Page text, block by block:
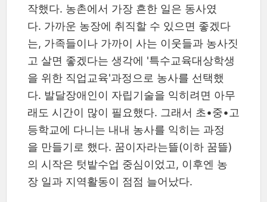
작했다. 농촌에서 가장 흔한 일은 동사였
다. 가까운 농장에 취직할 수 있으면 좋겠다
는, 가족들이나 가까이 사는 이웃들과 농사짓
고 살면 좋겠다는 생각에 '특수교육대상학생
을 위한 직업교육'과정으로 농사를 선택했
다. 발달장애인이 자립기술을 익히려면 아무
래도 시간이 많이 필요했다. 그래서 초•중•고
등학교에 다니는 내내 농사를 익히는 과정
을 만들기로 했다. 꿈이자라는뜰(이하 꿈뜰)
의 시작은 텃밭수업 중심이었고, 이후엔 농
장 일과 지역활동이 점점 늘어났다.